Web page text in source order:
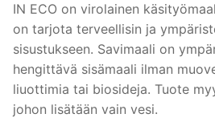
IN ECO on virolainen
on tarjota terveellisin ja
sisustukseen. Savimaali on
hengittävä sisämaali ilman
liuottimia tai biosideja. Tuote
johon lisätään vain vesi.